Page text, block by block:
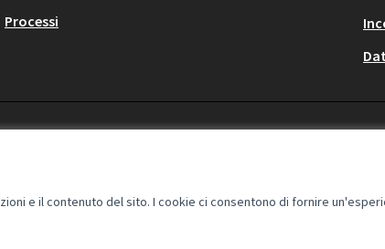
e il contenuto del sito. I cookie ci consentono di fornire
Processi